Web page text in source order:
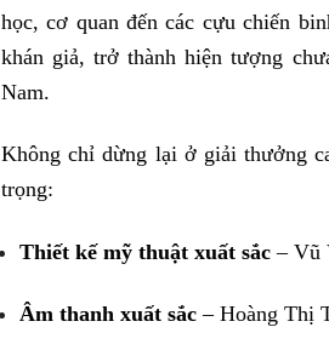
học, cơ quan đến các cựu chiến
khán giả, trở thành hiện tượng
Nam.
Không chỉ dừng lại ở giải thưởng
trọng:
Thiết kế mỹ thuật xuất sắc – Vũ
Âm thanh xuất sắc – Hoàng Thị